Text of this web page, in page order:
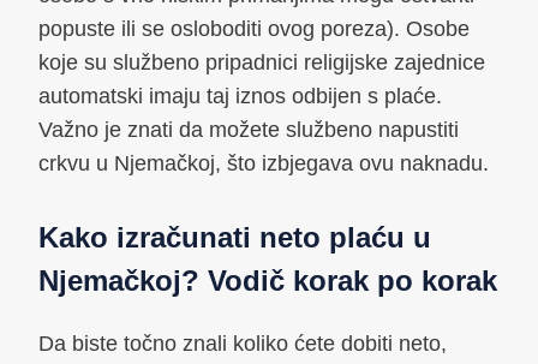
popuste ili se osloboditi ovog poreza). Osobe
koje su službeno pripadnici religijske zajednice
automatski imaju taj iznos odbijen s plaće.
Važno je znati da možete službeno napustiti
crkvu u Njemačkoj, što izbjegava ovu naknadu.
Kako izračunati neto plaću u
Njemačkoj? Vodič korak po korak
Da biste točno znali koliko ćete dobiti neto,